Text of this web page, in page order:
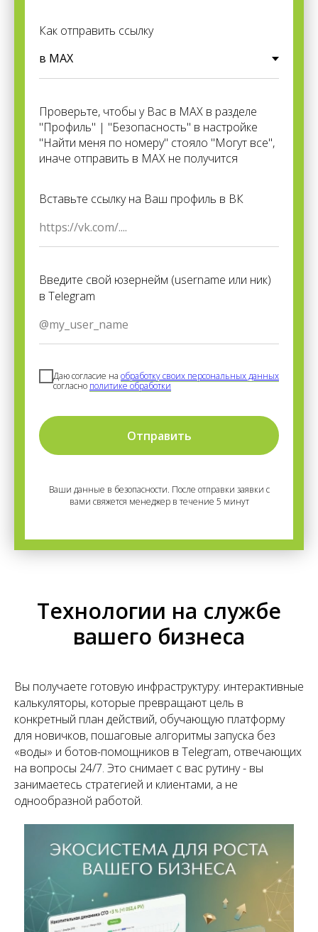
Как отправить ссылку
Проверьте, чтобы у Вас в MAX в разделе
"Профиль" | "Безопасность" в настройке
"Найти меня по номеру" стояло "Могут все",
иначе отправить в MAX не получится
Вставьте ссылку на Ваш профиль в ВК
Введите свой юзернейм (username или ник)
в Telegram
Даю согласие на обработку своих персональных данных
согласно политике обработки
Отправить
Ваши данные в безопасности. После отправки заявки с
вами свяжется менеджер в течение 5 минут
Технологии на службе
вашего бизнеса
Вы получаете готовую инфраструктуру: интерактивные
калькуляторы, которые превращают цель в
конкретный план действий, обучающую платформу
для новичков, пошаговые алгоритмы запуска без
«воды» и ботов-помощников в Telegram, отвечающих
на вопросы 24/7. Это снимает с вас рутину - вы
занимаетесь стратегией и клиентами, а не
однообразной работой.